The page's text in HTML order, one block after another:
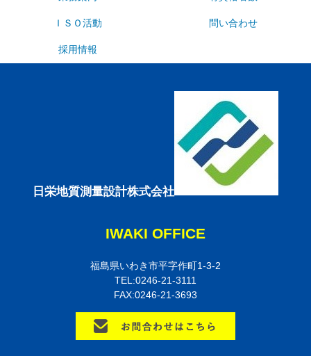
ＩＳＯ活動 問い合わせ
採用情報
日栄地質測量設計株式会社
IWAKI OFFICE
福島県いわき市平字作町1-3-2
TEL:0246-21-3111
FAX:0246-21-3693